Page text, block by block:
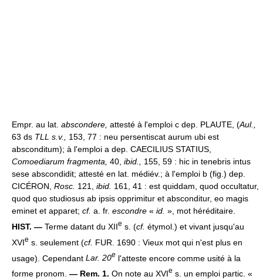
Empr. au lat. abscondere, attesté à l'emploi c dep. PLAUTE, (Aul.,
63 ds TLL s.v., 153, 77 : neu persentiscat aurum ubi est
absconditum); à l'emploi a dep. CAECILIUS STATIUS,
Comoediarum fragmenta, 40, ibid., 155, 59 : hic in tenebris intus
sese abscondidit; attesté en lat. médiév.; à l'emploi b (fig.) dep.
CICÉRON, Rosc. 121, ibid. 161, 41 : est quiddam, quod occultatur,
quod quo studiosus ab ipsis opprimitur et absconditur, eo magis
eminet et apparet; cf. a. fr. escondre « id. », mot héréditaire.
HIST. — Terme datant du XIIe s. (cf. étymol.) et vivant jusqu'au
XVIe s. seulement (cf. FUR. 1690 : Vieux mot qui n'est plus en
usage). Cependant Lar. 20e l'atteste encore comme usité à la
forme pronom. — Rem. 1. On note au XVIe s. un emploi partic. «